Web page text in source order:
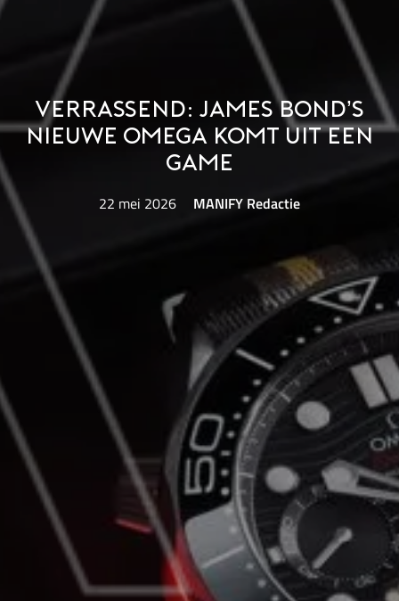
Verrassend: James Bond’s
nieuwe Omega komt uit een
game
22 mei 2026 MANIFY Redactie